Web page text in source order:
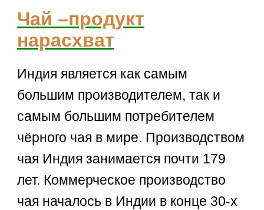
Чай –продукт
нарасхват
Индия является как самым
большим производителем, так и
самым большим потребителем
чёрного чая в мире. Производством
чая Индия занимается почти 179
лет. Коммерческое производство
чая началось в Индии в конце 30-х